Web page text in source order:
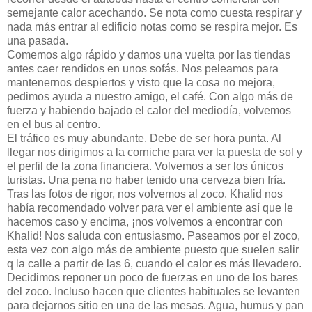
semejante calor acechando. Se nota como cuesta respirar y
nada más entrar al edificio notas como se respira mejor. Es
una pasada.
Comemos algo rápido y damos una vuelta por las tiendas
antes caer rendidos en unos sofás. Nos peleamos para
mantenernos despiertos y visto que la cosa no mejora,
pedimos ayuda a nuestro amigo, el café. Con algo más de
fuerza y habiendo bajado el calor del mediodía, volvemos
en el bus al centro.
El tráfico es muy abundante. Debe de ser hora punta. Al
llegar nos dirigimos a la corniche para ver la puesta de sol y
el perfil de la zona financiera. Volvemos a ser los únicos
turistas. Una pena no haber tenido una cerveza bien fría.
Tras las fotos de rigor, nos volvemos al zoco. Khalid nos
había recomendado volver para ver el ambiente así que le
hacemos caso y encima, ¡nos volvemos a encontrar con
Khalid! Nos saluda con entusiasmo. Paseamos por el zoco,
esta vez con algo más de ambiente puesto que suelen salir
q la calle a partir de las 6, cuando el calor es más llevadero.
Decidimos reponer un poco de fuerzas en uno de los bares
del zoco. Incluso hacen que clientes habituales se levanten
para dejarnos sitio en una de las mesas. Agua, humus y pan